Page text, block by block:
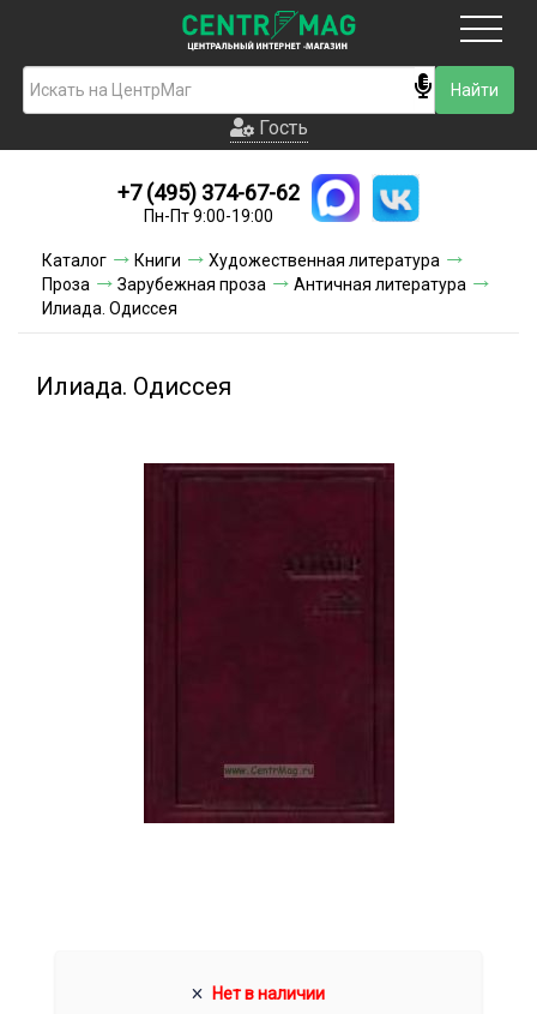
Гость
Новинки
Условия доставки
Гость
+7 (495) 374-67-62
Пн-Пт 9:00-19:00
Каталог Книги
Художественная литература
Проза
Зарубежная проза
Античная литература
Илиада. Одиссея
Илиада. Одиссея
Нет в наличии